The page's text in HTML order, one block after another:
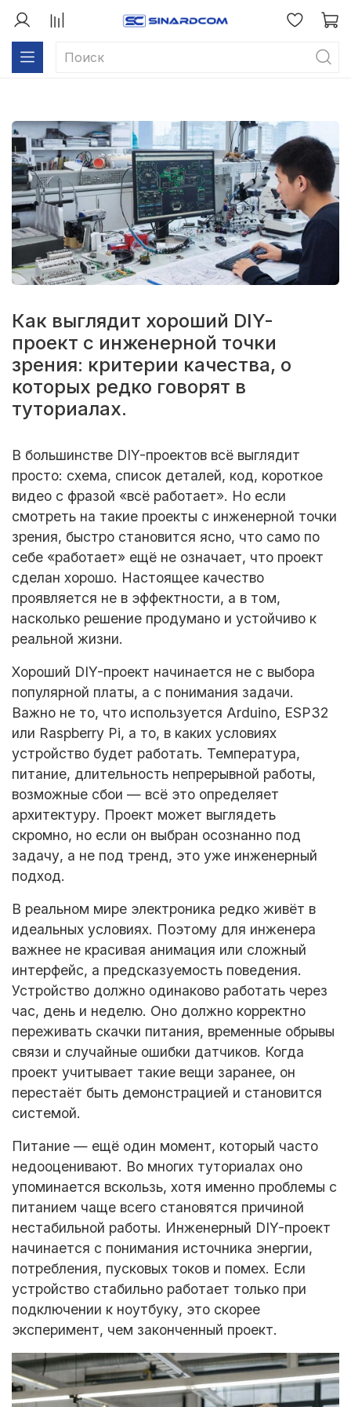
Как выглядит хороший DIY-
проект с инженерной точки
зрения: критерии качества, о
которых редко говорят в
туториалах.
В большинстве DIY-проектов всё выглядит
просто: схема, список деталей, код, короткое
видео с фразой «всё работает». Но если
смотреть на такие проекты с инженерной точки
зрения, быстро становится ясно, что само по
себе «работает» ещё не означает, что проект
сделан хорошо. Настоящее качество
проявляется не в эффектности, а в том,
насколько решение продумано и устойчиво к
реальной жизни.
Хороший DIY-проект начинается не с выбора
популярной платы, а с понимания задачи.
Важно не то, что используется Arduino, ESP32
или Raspberry Pi, а то, в каких условиях
устройство будет работать. Температура,
питание, длительность непрерывной работы,
возможные сбои — всё это определяет
архитектуру. Проект может выглядеть
скромно, но если он выбран осознанно под
задачу, а не под тренд, это уже инженерный
подход.
В реальном мире электроника редко живёт в
идеальных условиях. Поэтому для инженера
важнее не красивая анимация или сложный
интерфейс, а предсказуемость поведения.
Устройство должно одинаково работать через
час, день и неделю. Оно должно корректно
переживать скачки питания, временные обрывы
связи и случайные ошибки датчиков. Когда
проект учитывает такие вещи заранее, он
перестаёт быть демонстрацией и становится
системой.
Питание — ещё один момент, который часто
недооценивают. Во многих туториалах оно
упоминается вскользь, хотя именно проблемы с
питанием чаще всего становятся причиной
нестабильной работы. Инженерный DIY-проект
начинается с понимания источника энергии,
потребления, пусковых токов и помех. Если
устройство стабильно работает только при
подключении к ноутбуку, это скорее
эксперимент, чем законченный проект.